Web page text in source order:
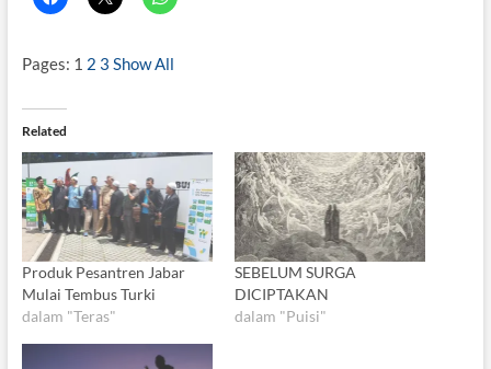
Pages: 1 2 3 Show All
Related
Produk Pesantren Jabar
Mulai Tembus Turki
dalam "Teras"
SEBELUM SURGA
DICIPTAKAN
dalam "Puisi"